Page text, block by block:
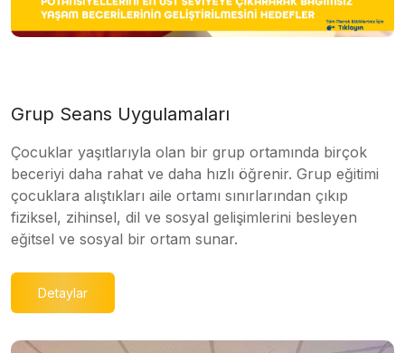
Grup Seans Uygulamaları
Çocuklar yaşıtlarıyla olan bir grup ortamında birçok
beceriyi daha rahat ve daha hızlı öğrenir. Grup eğitimi
çocuklara alıştıkları aile ortamı sınırlarından çıkıp
fiziksel, zihinsel, dil ve sosyal gelişimlerini besleyen
eğitsel ve sosyal bir ortam sunar.
Detaylar